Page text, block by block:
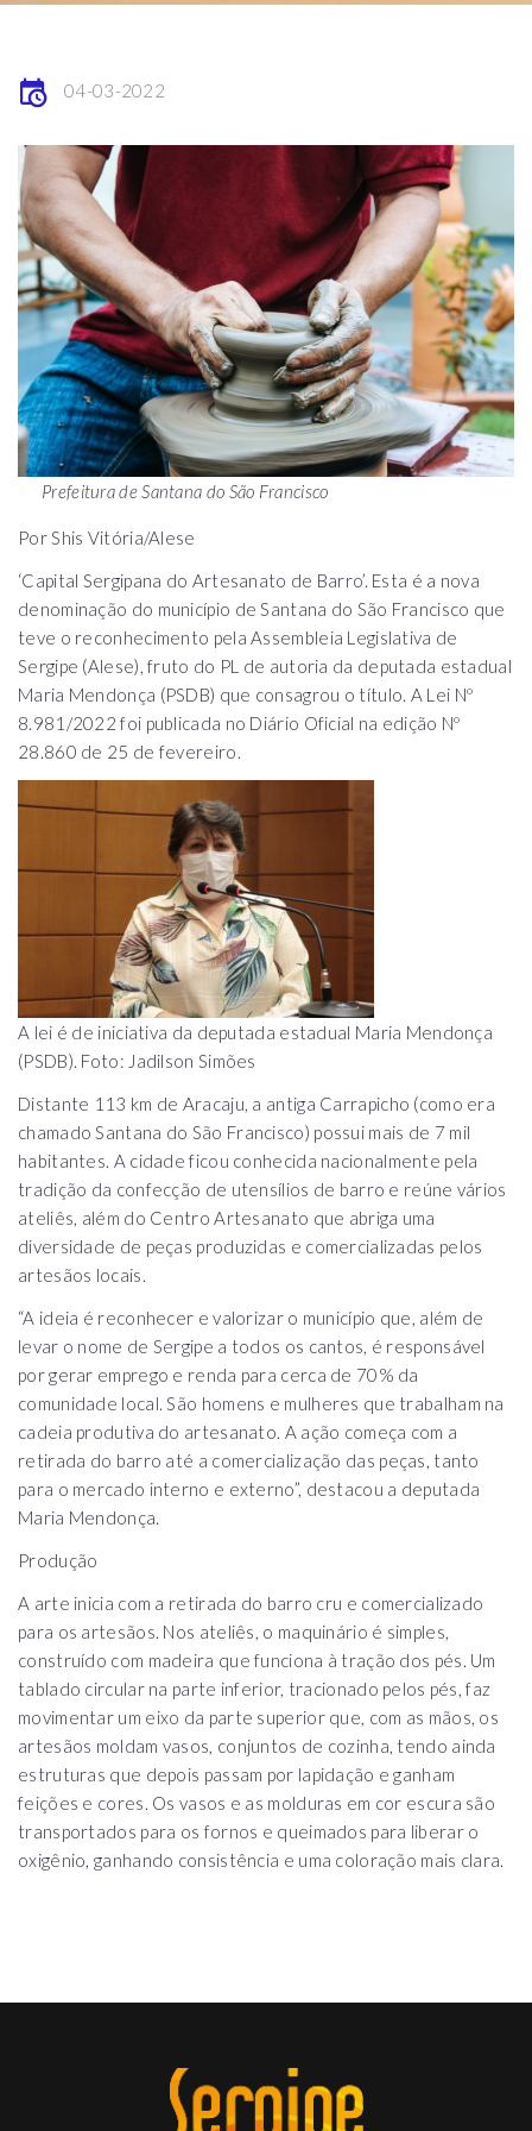
04-03-2022
Prefeitura de Santana do São Francisco
Por Shis Vitória/Alese
‘Capital Sergipana do Artesanato de Barro’. Esta é a nova
denominação do município de Santana do São Francisco que
teve o reconhecimento pela Assembleia Legislativa de
Sergipe (Alese), fruto do PL de autoria da deputada estadual
Maria Mendonça (PSDB) que consagrou o título. A Lei Nº
8.981/2022 foi publicada no Diário Oficial na edição Nº
28.860 de 25 de fevereiro.
A lei é de iniciativa da deputada estadual Maria Mendonça
(PSDB). Foto: Jadilson Simões
Distante 113 km de Aracaju, a antiga Carrapicho (como era
chamado Santana do São Francisco) possui mais de 7 mil
habitantes. A cidade ficou conhecida nacionalmente pela
tradição da confecção de utensílios de barro e reúne vários
ateliês, além do Centro Artesanato que abriga uma
diversidade de peças produzidas e comercializadas pelos
artesãos locais.
“A ideia é reconhecer e valorizar o município que, além de
levar o nome de Sergipe a todos os cantos, é responsável
por gerar emprego e renda para cerca de 70% da
comunidade local. São homens e mulheres que trabalham na
cadeia produtiva do artesanato. A ação começa com a
retirada do barro até a comercialização das peças, tanto
para o mercado interno e externo”, destacou a deputada
Maria Mendonça.
Produção
A arte inicia com a retirada do barro cru e comercializado
para os artesãos. Nos ateliês, o maquinário é simples,
construído com madeira que funciona à tração dos pés. Um
tablado circular na parte inferior, tracionado pelos pés, faz
movimentar um eixo da parte superior que, com as mãos, os
artesãos moldam vasos, conjuntos de cozinha, tendo ainda
estruturas que depois passam por lapidação e ganham
feições e cores. Os vasos e as molduras em cor escura são
transportados para os fornos e queimados para liberar o
oxigênio, ganhando consistência e uma coloração mais clara.